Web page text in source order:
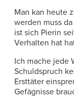
Man kan heute
werden muss
ist sich Pierin
Verhalten hat
Ich mache jede
Schuldspruch
Ersttäter
Gefägnisse